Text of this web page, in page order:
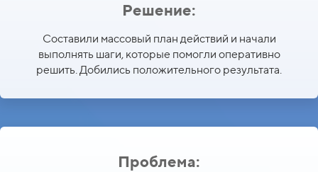
Решение:
Составили массовый план действий и начали
выполнять шаги, которые помогли оперативно
решить. Добились положительного результата.
Проблема: